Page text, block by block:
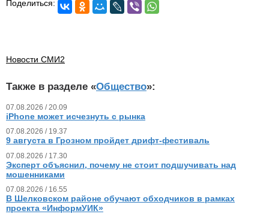
Поделиться:
Новости СМИ2
Также в разделе «Общество»:
07.08.2026 / 20.09
iPhone может исчезнуть с рынка
07.08.2026 / 19.37
9 августа в Грозном пройдет дрифт-фестиваль
07.08.2026 / 17.30
Эксперт объяснил, почему не стоит подшучивать над
мошенниками
07.08.2026 / 16.55
В Шелковском районе обучают обходчиков в рамках
проекта «ИнформУИК»